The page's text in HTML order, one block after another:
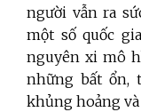
người vẫn ra
một số quốc
nguyên xi mô
những bất ổn,
khủng hoảng